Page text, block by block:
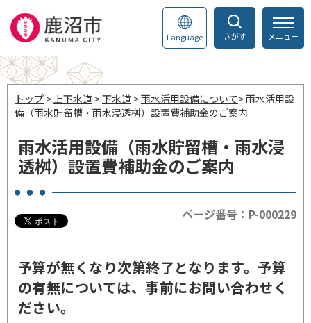
さがす
Language メニュー
トップ >上下水道 >下水道 >雨水活用設備について> 雨水活用設
備（雨水貯留槽・雨水浸透桝）設置費補助金のご案内
雨水活用設備（雨水貯留槽・雨水浸
透桝）設置費補助金のご案内
ページ番号：P-000229
予算が無くなり次第終了となります。予算
の有無については、事前にお問い合わせく
ださい。